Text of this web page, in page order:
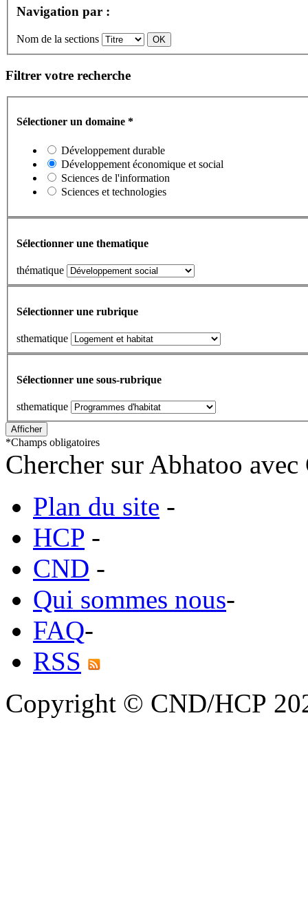
Navigation par :
Nom de la sections
Filtrer votre recherche
Sélectioner un domaine *
Développement durable
Développement économique et social
Sciences de l'information
Sciences et technologies
Sélectionner une thematique
thématique
Sélectionner une rubrique
sthematique
Sélectionner une sous-rubrique
sthematique
*Champs obligatoires
Chercher sur Abhatoo
Plan du site -
HCP -
CND -
Qui sommes nous-
FAQ-
RSS
Copyright © CND/HCP